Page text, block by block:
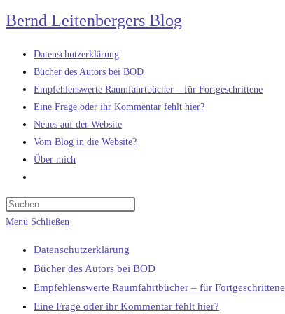
Zum
Inhalt
springen
Bernd Leitenbergers Blog
Datenschutzerklärung
Bücher des Autors bei BOD
Empfehlenswerte Raumfahrtbücher – für Fortgeschrittene
Eine Frage oder ihr Kommentar fehlt hier?
Neues auf der Website
Vom Blog in die Website?
Über mich
umschalten
Menü Schließen
Datenschutzerklärung
Bücher des Autors bei BOD
Empfehlenswerte Raumfahrtbücher – für Fortgeschrittene
Eine Frage oder ihr Kommentar fehlt hier?